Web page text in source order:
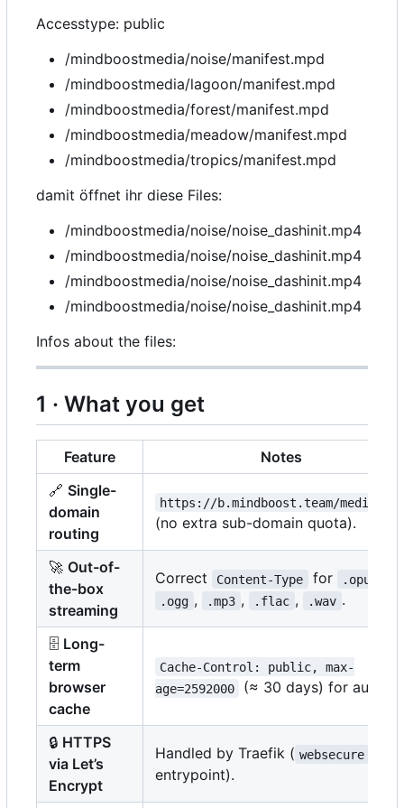
Accesstype: public
/mindboostmedia/noise/manifest.mpd
/mindboostmedia/lagoon/manifest.mpd
/mindboostmedia/forest/manifest.mpd
/mindboostmedia/meadow/manifest.mpd
/mindboostmedia/tropics/manifest.mpd
damit öffnet ihr diese Files:
/mindboostmedia/noise/noise_dashinit.mp4
/mindboostmedia/noise/noise_dashinit.mp4
/mindboostmedia/noise/noise_dashinit.mp4
/mindboostmedia/noise/noise_dashinit.mp4
Infos about the files:
1 · What you get
Feature
Notes
🔗 Single-
domain
routing
https://b.mindboost.team/media/**
(no extra sub-domain quota).
🚀 Out-of-
the-box
streaming
Correct Content-Type for .opus
.ogg , .mp3 , .flac , .wav .
🗄️ Long-
term
browser
cache
Cache-Control: public, max-
age=2592000
(≈ 30 days) for audio.
🔒 HTTPS
via Let’s
Encrypt
Handled by Traefik ( websecure
entrypoint).